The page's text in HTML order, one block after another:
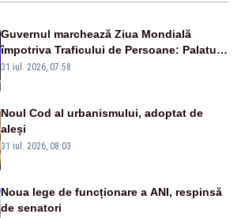
Guvernul marchează Ziua Mondială
împotriva Traficului de Persoane: Palatul
Victoria, iluminat în albastru
31 iul. 2026, 07:58
Noul Cod al urbanismului, adoptat de
aleși
31 iul. 2026, 08:03
Noua lege de funcționare a ANI, respinsă
de senatori